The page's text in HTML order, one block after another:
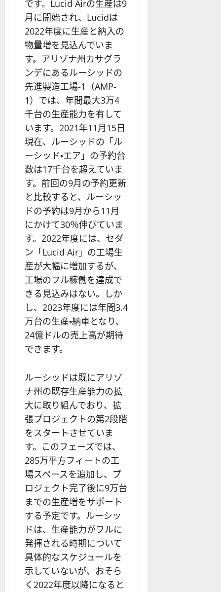
です。Lucid Airの生産は9
月に開始され、Lucidは
2022年度に生産と納入の
物量増を見込んでいま
す。アリゾナ州カサグラ
ンデにあるルーシッドの
先進製造工場-1（AMP-
1）では、年間最大3万4
千台の生産能力を有して
います。2021年11月15日
現在、ルーシッドの「ル
ーシッド・エア」の予約台
数は17千台を超えていま
す。前回の9月の予約更新
と比較すると、ルーシッ
ドの予約は9月から11月
にかけて30％伸びていま
す。2022年度には、セダ
ン「Lucid Air」の工場生
産が大幅に増加するが、
工場のフル稼働を達成で
きる見込みはない。しか
し、2023年度には年間3.4
万台の生産・納車となり、
24億ドルの売上高が期待
できます。
ルーシッドは既にアリゾ
ナ州の既存生産能力の拡
大に取り組んでおり、拡
張プロジェクトの第2段階
をスタートさせていま
す。このフェーズでは、
285万平方フィートの工
場スペースを追加し、プ
ロジェクト完了後に9万台
までの生産増をサポート
する予定です。ルーシッ
ドは、生産能力がフルに
発揮される時期について
具体的なスケジュールを
示していないが、おそら
く2022年度以降になると